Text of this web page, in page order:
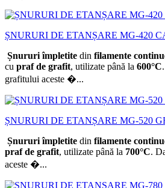
ȘNURURI DE ETANȘARE MG-420
Șnururi împletite din filamente
cu praf de grafit, utilizate până la 600°C
grafitului aceste �...
ȘNURURI DE ETANȘARE MG-520
Șnururi împletite din filamente
praf de grafit, utilizate până la 700°C.
aceste �...